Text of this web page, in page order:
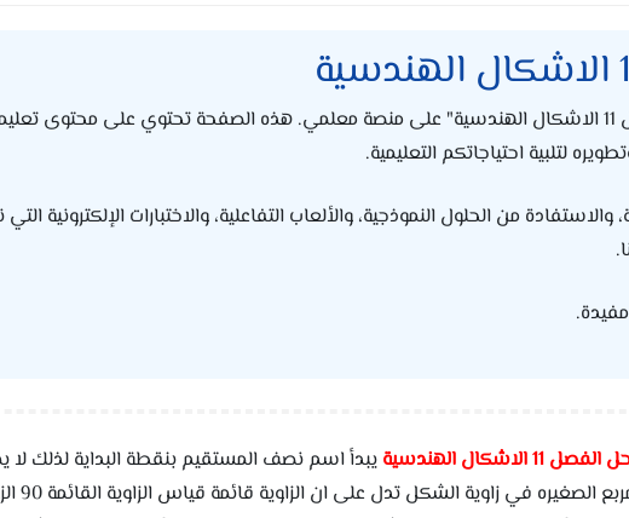
مرحباً بك في صفحة "حل الفصل 11 الاشكال الهندسية" على منصة معلمي. هذه الصفحة تحتوي على
لتلبية احتياجاتكم التعليمية.
من الحلول النموذجية، والألعاب التفاعلية، والاختبارات الإلكترونية
الفصل 11 الاشكال الهندسية
يبدأ اسم نصف المستقيم بنقطة البداية لذلك